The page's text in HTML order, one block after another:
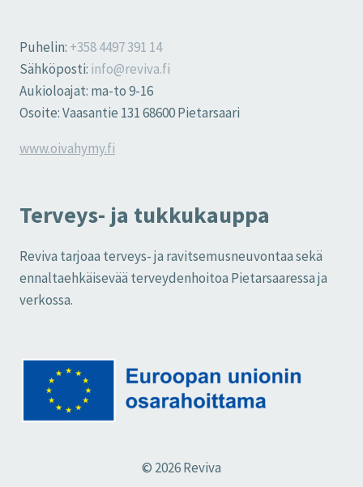
Puhelin: +358 4497 391 14
Sähköposti: info@reviva.fi
Aukioloajat: ma-to 9-16
Osoite: Vaasantie 131 68600 Pietarsaari
www.oivahymy.fi
Terveys- ja tukkukauppa
Reviva tarjoaa terveys- ja ravitsemusneuvontaa sekä
ennaltaehkäisevää terveydenhoitoa Pietarsaaressa ja
verkossa.
© 2026 Reviva